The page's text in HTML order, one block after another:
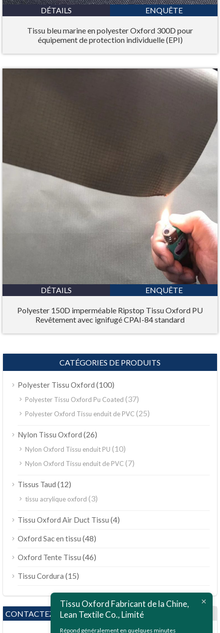
DÉTAILS ENQUÊTE
Tissu bleu marine en polyester Oxford 300D pour
équipement de protection individuelle (EPI)
DÉTAILS ENQUÊTE
Polyester 150D imperméable Ripstop Tissu Oxford PU
Revêtement avec ignifugé CPAI-84 standard
CATÉGORIES DE PRODUITS
Polyester Tissu Oxford (100)
Polyester Tissu Oxford Pu Coated (37)
Polyester Oxford Tissu enduit de PVC(25)
Nylon Tissu Oxford (26)
Nylon Oxford Tissu enduit PU (10)
Nylon Oxford Tissu enduit de PVC(7)
Tissus Taud (12)
tissu acrylique oxford (3)
Tissu Oxford Air Duct Tissu (4)
Oxford Sac en tissu (48)
Oxford Tente Tissu (46)
Tissu Cordura (15)
CONTACTEZ NOUS
Tissu Oxford Fabricant de la Chine,
Lean Textile Co., Limité
Répond généralement en quelques minutes